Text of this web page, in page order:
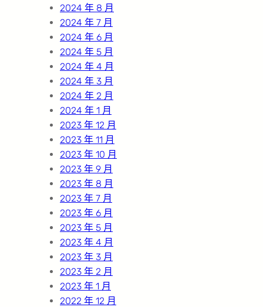
2024 年 8 月
2024 年 7 月
2024 年 6 月
2024 年 5 月
2024 年 4 月
2024 年 3 月
2024 年 2 月
2024 年 1 月
2023 年 12 月
2023 年 11 月
2023 年 10 月
2023 年 9 月
2023 年 8 月
2023 年 7 月
2023 年 6 月
2023 年 5 月
2023 年 4 月
2023 年 3 月
2023 年 2 月
2023 年 1 月
2022 年 12 月